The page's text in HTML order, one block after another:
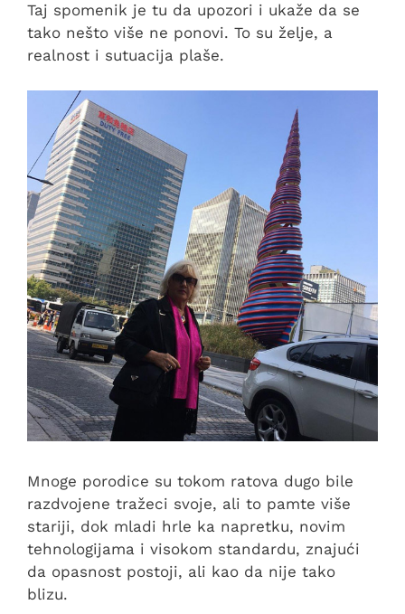
Taj spomenik je tu da upozori i ukaže da se
tako nešto više ne ponovi. To su želje, a
realnost i sutuacija plaše.
Mnoge porodice su tokom ratova dugo bile
razdvojene tražeci svoje, ali to pamte više
stariji, dok mladi hrle ka napretku, novim
tehnologijama i visokom standardu, znajući
da opasnost postoji, ali kao da nije tako
blizu.